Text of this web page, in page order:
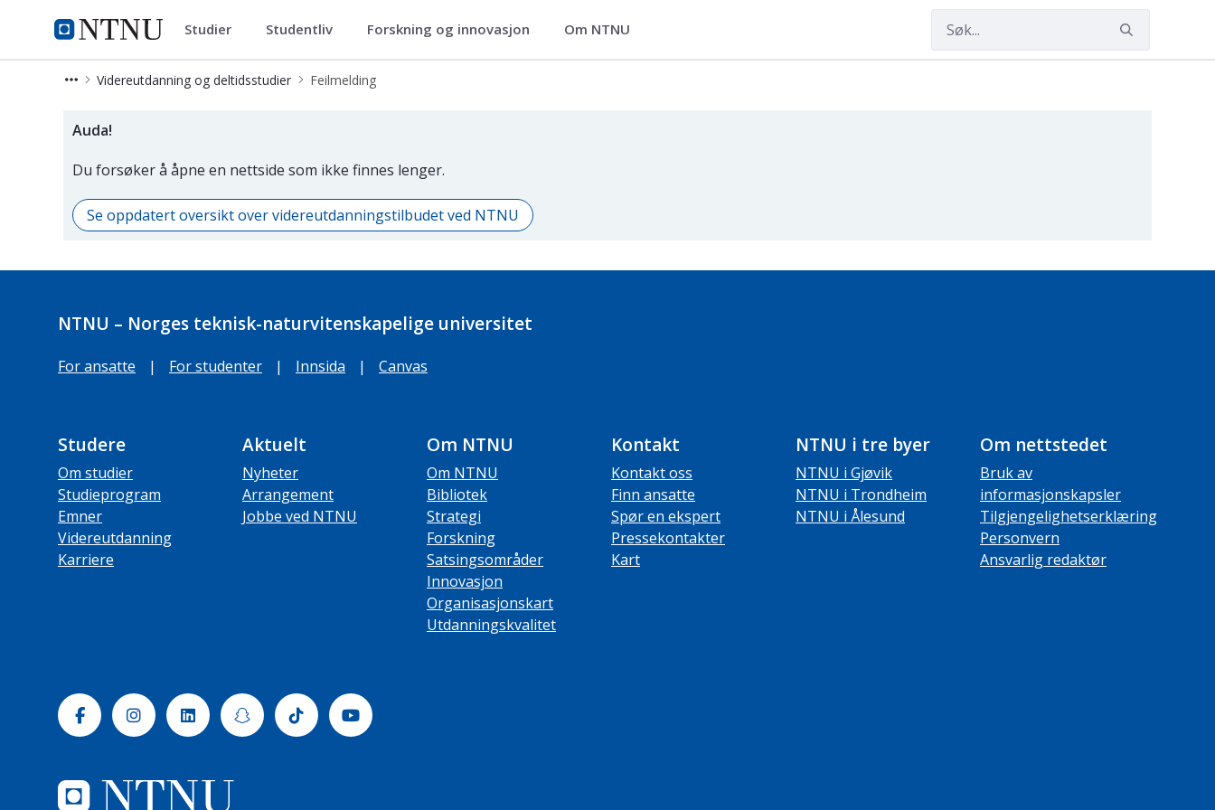
NTNU Hjemmeside
Videreutdanning og deltidsstudier
Studier Studentliv Forskning og innovasjon Om NTNU
Videreutdanning og deltidsstudier Feilmelding
Auda!
Du forsøker å åpne en nettside som ikke finnes lenger.
Se oppdatert oversikt over videreutdanningstilbudet ved NTNU
NTNU – Norges teknisk-naturvitenskapelige universitet
For ansatte | For studenter | Innsida | Canvas
Studere
Om studier
Studieprogram
Emner
Videreutdanning
Karriere
Aktuelt
Nyheter
Arrangement
Jobbe ved NTNU
Om NTNU
Om NTNU
Bibliotek
Strategi
Forskning
Satsingsområder
Innovasjon
Organisasjonskart
Utdanningskvalitet
Kontakt
Kontakt oss
Finn ansatte
Spør en ekspert
Pressekontakter
Kart
NTNU i tre byer
NTNU i Gjøvik
NTNU i Trondheim
NTNU i Ålesund
Om nettstedet
Bruk av
informasjonskapsler
Tilgjengelighetserklæring
Personvern
Ansvarlig redaktør
FacebookInstagramLinkedinSnapchatTiktok Youtube